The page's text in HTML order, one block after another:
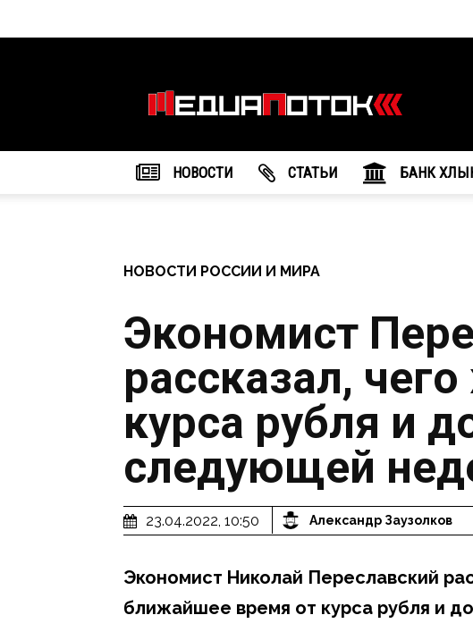
агентство
"МедиаПоток"
НОВОСТИ CТАТЬИ БАНК
НОВОСТИ РОССИИ И МИРА
Экономист
рассказал,
курса рубля и
следующей
23.04.2022, 10:50 Александр Заузолков
Экономист Николай Переславский
ближайшее время от курса рубля и